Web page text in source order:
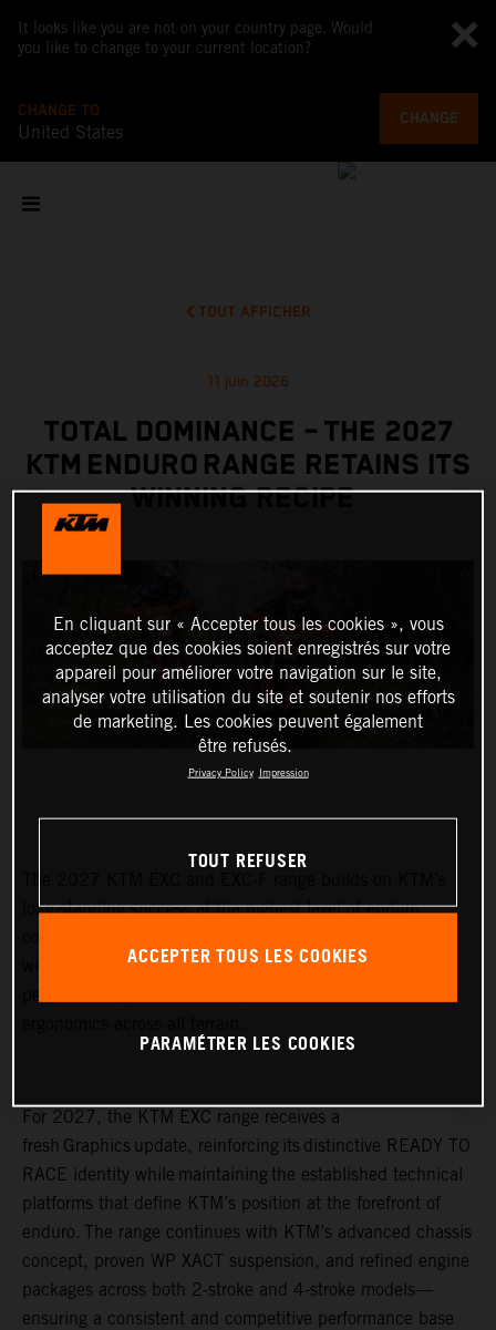
It looks like you are not on your country page. Would
you like to change to your current location?
CHANGE TO
United States
CHANGE
TOUT AFFICHER
11 juin 2026
TOTAL DOMINANCE – THE 2027
KTM ENDURO RANGE RETAINS ITS
WINNING RECIPE
long-standing success at the highest level of enduro
winning racing, the latest lineup delivers proven
For 2027, the KTM EXC range receives a
fresh Graphics update, reinforcing its distinctive READY TO
RACE identity while maintaining the established technical
platforms that define KTM’s position at the forefront of
enduro. The range continues with KTM’s advanced chassis
concept, proven WP XACT suspension, and refined engine
packages across both 2-stroke and 4-stroke models—
ensuring a consistent and competitive performance base
En cliquant sur « Accepter tous les cookies », vous
acceptez que des cookies soient enregistrés sur votre
appareil pour améliorer votre navigation sur le site,
analyser votre utilisation du site et soutenir nos efforts
de marketing. Les cookies peuvent également
être refusés.
Privacy Policy Impression
TOUT REFUSER
ACCEPTER TOUS LES COOKIES
PARAMÉTRER LES COOKIES